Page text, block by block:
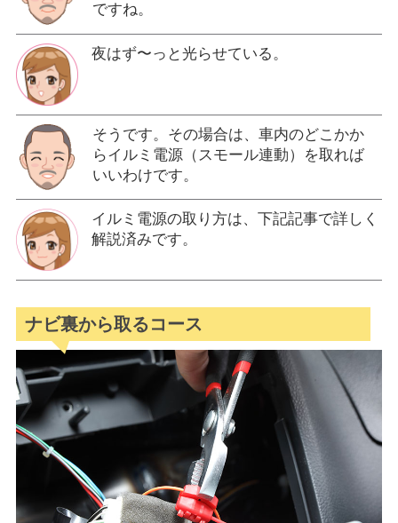
ですね。
夜はず〜っと光らせている。
そうです。その場合は、車内のどこかか
らイルミ電源（スモール連動）を取れば
いいわけです。
イルミ電源の取り方は、下記記事で詳しく
解説済みです。
ナビ裏から取るコース